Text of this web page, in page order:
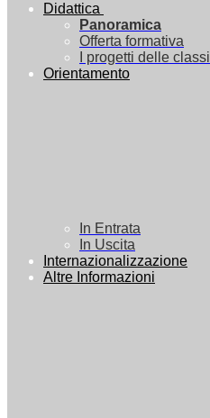
Didattica
Panoramica
Offerta formativa
I progetti delle classi
Orientamento
In Entrata
In Uscita
Internazionalizzazione
Altre Informazioni